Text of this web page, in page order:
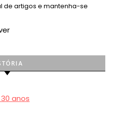
de artigos e mantenha-se
anos